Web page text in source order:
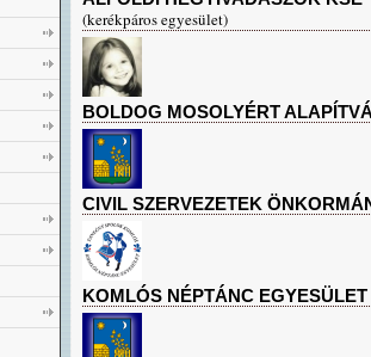
(kerékpáros egyesület)
BOLDOG MOSOLYÉRT
CIVIL SZERVEZETEK
KOMLÓS NÉPTÁNC EGYESÜLET